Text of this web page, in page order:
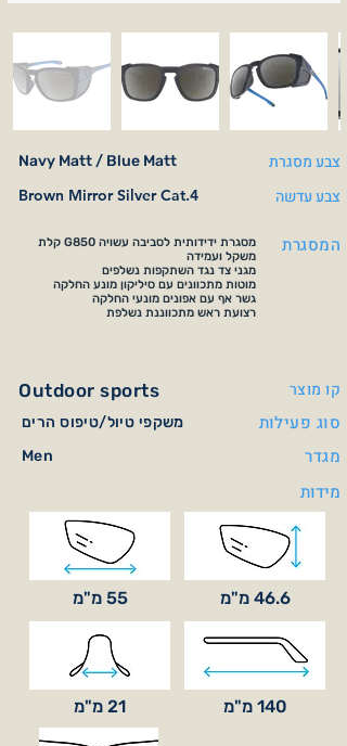
Navy Matt / Blue Matt צבע מסגרת
Brown Mirror Silver Cat.4 צבע עדשה
מסגרת ידידותית לסביבה עשויה G850 קלת
משקל ועמידה
מגני צד נגד השתקפות נשלפים
מוטות מתכוונים עם סיליקון מונע החלקה
גשר אף עם אפונים מונעי החלקה
רצועת ראש מתכווננת נשלפת
המסגרת
Outdoor sports קו מוצר
משקפי טיול/טיפוס הרים סוג פעילות
Men
מגדר
מידות
55 מ"מ 46.6 מ"מ
21 מ"מ 140 מ"מ